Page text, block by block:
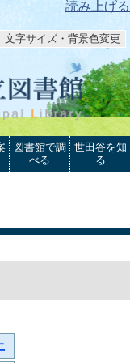
読み上げる
文字サイズ・背景色変更
図書館で調
べる
世田谷を知
る